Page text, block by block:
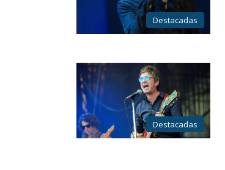
Destacadas
Destacadas